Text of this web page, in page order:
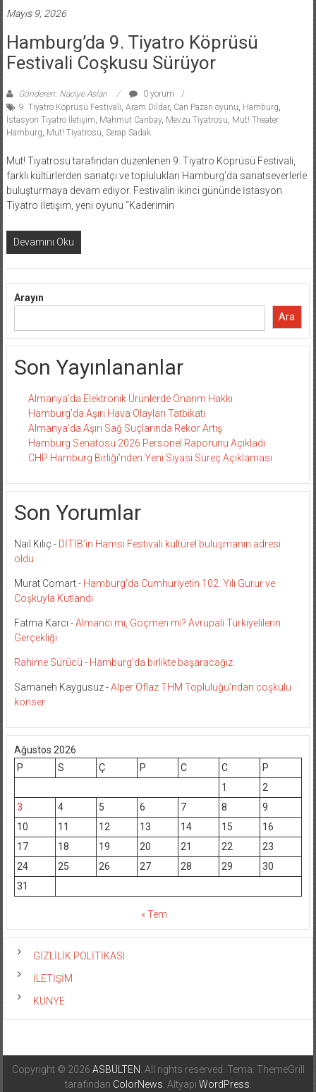
Mayıs 9, 2026
Hamburg’da 9. Tiyatro Köprüsü
Festivali Coşkusu Sürüyor
Gönderen: Naciye Aslan
0 yorum
9. Tiyatro Köprüsü Festivali Aram Dildar, Can Pazarı oyunu Hamburg
İstasyon Tiyatro İletişim Mahmut Canbay, Mevzu Tiyatrosu Mut! Theater
Hamburg Mut! Tiyatrosu Serap Sadak
Mut! Tiyatrosu tarafından düzenlenen 9. Tiyatro Köprüsü Festivali,
farklı kültürlerden sanatçı ve toplulukları Hamburg’da sanatseverlerle
buluşturmaya devam ediyor. Festivalin ikinci gününde İstasyon
Tiyatro İletişim, yeni oyunu “Kaderimin
Devamını Oku
Arayın
Ara
Son Yayınlananlar
Almanya’da Elektronik Ürünlerde Onarım Hakkı
Hamburg’da Aşırı Hava Olayları Tatbikatı
Almanya’da Aşırı Sağ Suçlarında Rekor Artış
Hamburg Senatosu 2026 Personel Raporunu Açıkladı
CHP Hamburg Birliği’nden Yeni Siyasi Süreç Açıklaması
Son Yorumlar
Nail Kılıç - DİTİB’in Hamsi Festivali kültürel buluşmanın adresi
oldu
Murat Comart- Hamburg’da Cumhuriyetin 102. Yılı Gurur ve
Coşkuyla Kutlandı
Fatma Karcı -Almancı mı, Göçmen mi? Avrupalı Türkiyelilerin
Gerçekliği
Rahime Sürücü - Hamburg’da birlikte başaracağız
Samaneh Kaygusuz-Alper Oflaz THM Topluluğu’ndan coşkulu
konser
Ağustos 2026
P
S Ç P C C
P
1
2
3
4 5 6 7 8
9
10
11 12 13 14 15
16
17
18 19 20 21 22
23
24
25 26 27 28 29
30
31
« Tem
GİZLİLİK POLİTİKASI
İLETİŞİM
KÜNYE
Copyright © 2026 ASBÜLTEN . All rights reserved. Tema: ThemeGrill
tarafından ColorNews . Altyapı WordPress